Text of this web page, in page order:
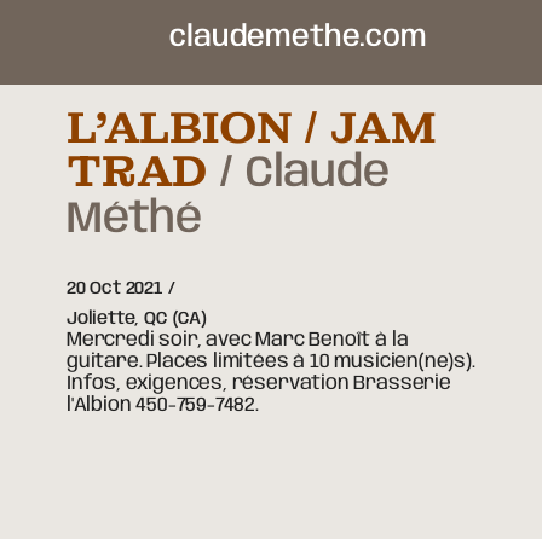
claudemethe.com
L’ALBION / JAM
TRAD
Claude
Méthé
20 Oct 2021
Joliette,QC (CA)
Mercredi soir, avec Marc Benoît à la
guitare. Places limitées à 10 musicien(ne)s).
Infos, exigences, réservation Brasserie
l'Albion 450-759-7482.